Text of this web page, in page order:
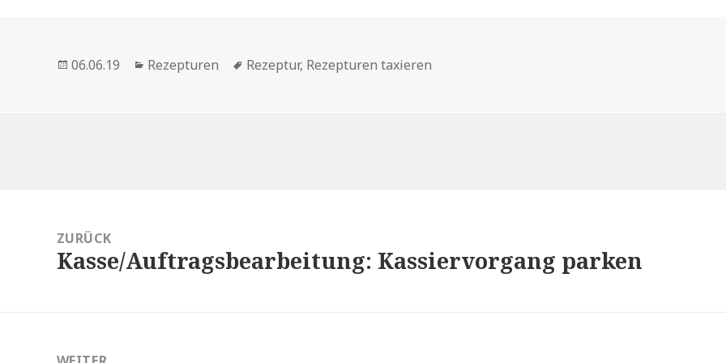
Veröffentlicht
06.06.19 Kategorien
Rezepturen Schlagwörter
Rezeptur, Rezepturen taxieren
ZURÜCK
Vorheriger
Kasse/Auftragsbearbeitung: Kassiervorgang parken